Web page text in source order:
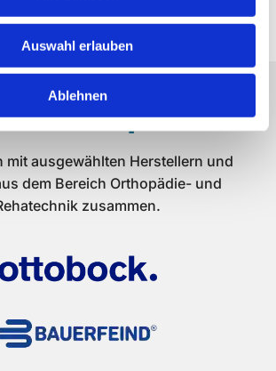
Auswahl erlauben
Ablehnen
Handelspartner
mit ausgewählten Herstellern und
dem Bereich Orthopädie- und
zusammen.